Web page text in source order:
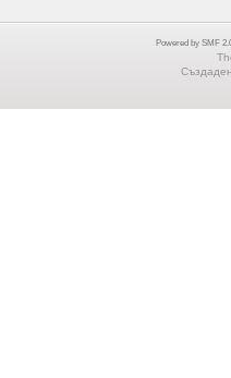
Powered by SMF